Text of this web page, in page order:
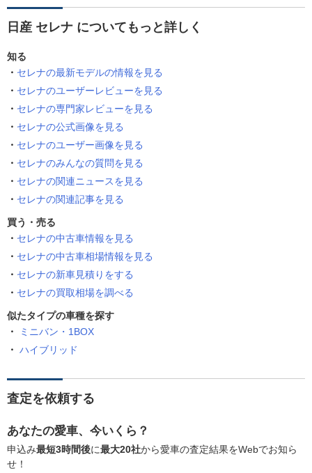
日産 セレナ についてもっと詳しく
知る
セレナの最新モデルの情報を見る
セレナのユーザーレビューを見る
セレナの専門家レビューを見る
セレナの公式画像を見る
セレナのユーザー画像を見る
セレナのみんなの質問を見る
セレナの関連ニュースを見る
セレナの関連記事を見る
買う・売る
セレナの中古車情報を見る
セレナの中古車相場情報を見る
セレナの新車見積りをする
セレナの買取相場を調べる
似たタイプの車種を探す
ミニバン・1BOX
ハイブリッド
査定を依頼する
あなたの愛車、今いくら？
申込み最短3時間後に最大20社から愛車の査定結果をWebでお知ら
せ！